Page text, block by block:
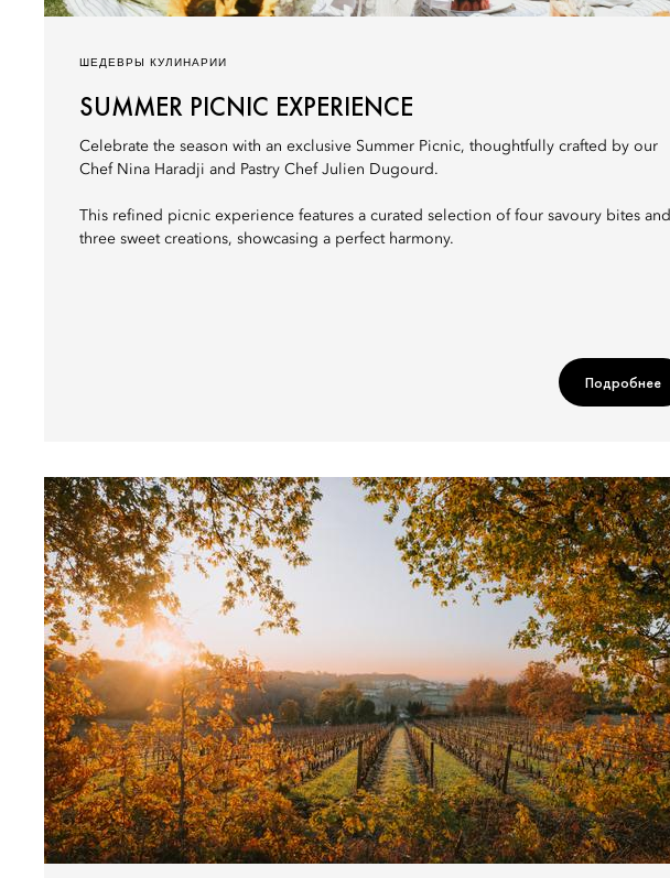
ШЕДЕВРЫ КУЛИНАРИИ
SUMMER PICNIC EXPERIENCE
Celebrate the season with an exclusive Summer Picnic, thoughtfully crafted by our
Chef Nina Haradji and Pastry Chef Julien Dugourd.
This refined picnic experience features a curated selection of four savoury bites and
three sweet creations, showcasing a perfect harmony.
Подробнее